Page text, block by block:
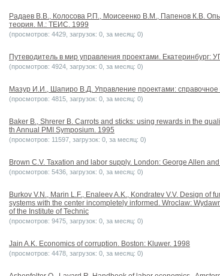
Радаев В.В., Колосова Р.П., Моисеенко В.М., Папенов К.В.
теория. М.: ТЕИС. 1999
(просмотров: 4429, загрузок: 0, за месяц: 0)
Путеводитель в мир управления проектами. Екатеринбург:
(просмотров: 4924, загрузок: 0, за месяц: 0)
Мазур И.И., Шапиро В.Д. Управление проектами:
(просмотров: 4815, загрузок: 0, за месяц: 0)
Baker B., Shrerer B. Carrots and sticks: using rewards in the
th Annual PMI Symposium. 1995
(просмотров: 11597, загрузок: 0, за месяц: 0)
Brown C.V. Taxation and labor supply. London: George Allen
(просмотров: 5436, загрузок: 0, за месяц: 0)
Burkov V.N., Marin L.F., Enaleev A.K., Kondratev V.V. Design of
systems with the center incompletely informed. Wroclaw:
of the Institute of Technic
(просмотров: 9475, загрузок: 0, за месяц: 0)
Jain A.K. Economics of corruption. Boston: Kluwer. 1998
(просмотров: 4478, загрузок: 0, за месяц: 0)